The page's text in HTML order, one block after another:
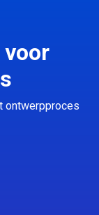
ontwerpproces